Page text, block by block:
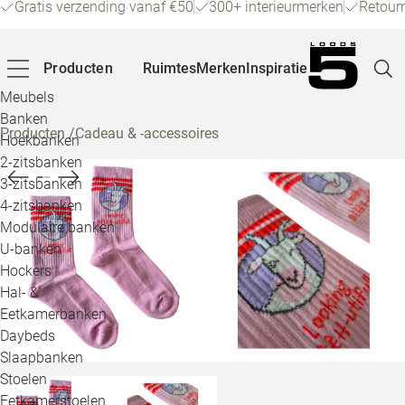
Gratis verzending vanaf €50 300+ interieurmerken
Producten
Meubels
Banken
Hoekbanken
2-zitsbanken
3-zitsbanken
4-zitsbanken
Modulaire banken
U-banken
Hockers
Hal- &
Eetkamerbanken
Daybeds
Slaapbanken
Stoelen
Eetkamerstoelen
RuimtesMerkenInspiratie
Producten/Cadeau & -accessoires